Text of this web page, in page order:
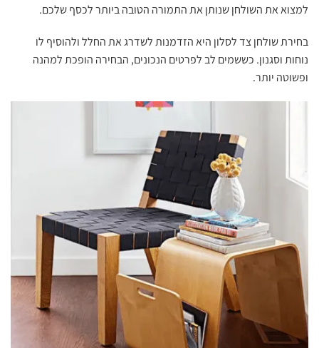
למצוא את השולחן שנותן את התמורה הטובה ביותר לכסף שלכם.
בחירת שולחן צד לסלון היא הזדמנות לשדרג את החלל ולהוסיף לו
נוחות וסגנון. כששמים לב לפרטים הנכונים, הבחירה הופכת למהנה
ופשוטה יותר.